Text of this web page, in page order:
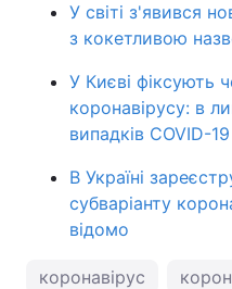
У світі з'явився
з кокетливою
У Києві фіксують
коронавірусу: в
випадків COVID-19
В Україні
субваріанту
відомо
коронавірус